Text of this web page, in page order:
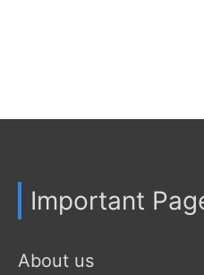
Important
About us